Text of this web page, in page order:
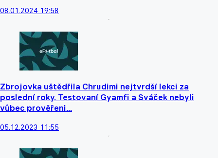
08.01.2024 19:58
Zbrojovka uštědřila Chrudimi nejtvrdší lekci za
poslední roky. Testovaní Gyamfi a Sváček nebyli
vůbec prověřeni...
05.12.2023 11:55